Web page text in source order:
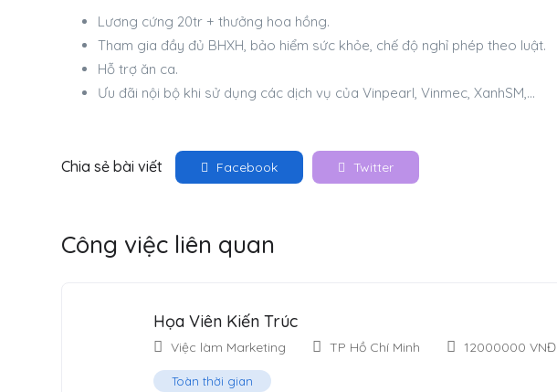
Lương cứng 20tr + thưởng hoa hồng.
Tham gia đầy đủ BHXH, bảo hiểm sức khỏe, chế độ nghỉ phép theo luật.
Hỗ trợ ăn ca.
Ưu đãi nội bộ khi sử dụng các dịch vụ của Vinpearl, Vinmec, XanhSM,…
Chia sẻ bài viết Facebook Twitter
Công việc liên quan
Họa Viên Kiến Trúc
Việc làm Marketing TP Hồ Chí Minh 12000000 VNĐ
Toàn thời gian